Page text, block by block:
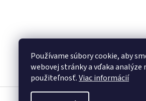
Používame súbory cookie, aby
webovej stránky a vďaka
použiteľnosť.Viac informácií